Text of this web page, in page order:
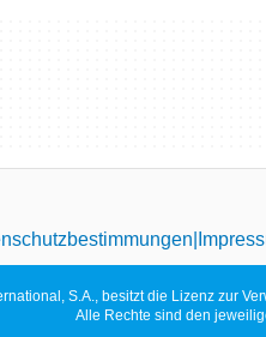
S.A., besitzt die Lizenz zur
Alle Rechte sind den